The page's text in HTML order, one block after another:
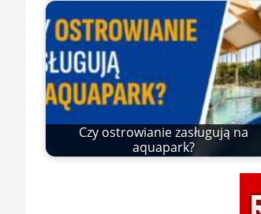
Czy ostrowianie zasługują na
aquapark?